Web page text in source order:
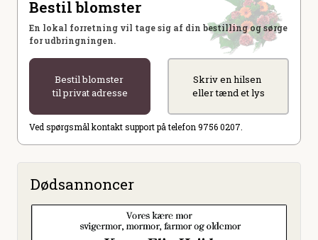
Bestil blomster
En lokal forretning vil tage sig af din bestilling og sørge
for udbringningen.
Bestil blomster
til privat adresse
Skriv en hilsen
eller tænd et lys
Ved spørgsmål kontakt support på telefon 9756 0207.
Dødsannoncer